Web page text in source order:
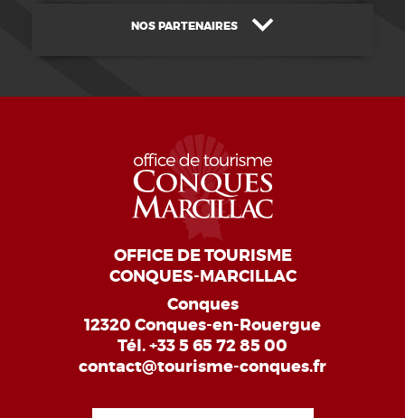
NOS PARTENAIRES
OFFICE DE TOURISME
CONQUES-MARCILLAC
Conques
12320 Conques-en-Rouergue
Tél.+33 5 65 72 85 00
contact@tourisme-conques.fr